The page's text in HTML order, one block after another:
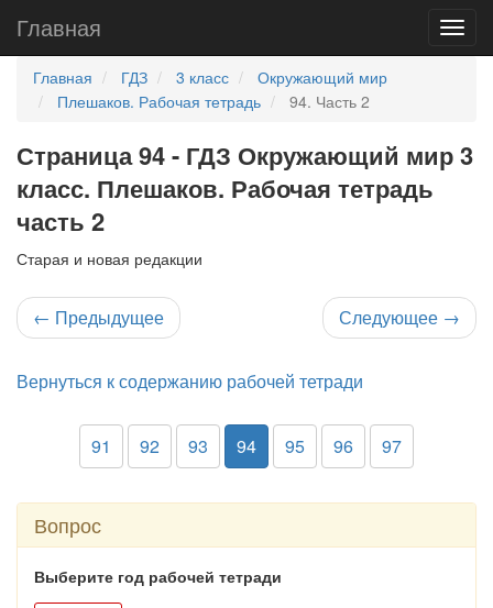
Главная
Главная ГДЗ 3 класс
Окружающий мир
Плешаков. Рабочая тетрадь
94. Часть 2
Страница 94 - ГДЗ Окружающий мир 3
класс. Плешаков. Рабочая тетрадь
часть 2
Старая и новая редакции
← Предыдущее Следующее →
Вернуться к содержанию рабочей тетради
91 92 93 94 95 96 97
Вопрос
Выберите год рабочей тетради